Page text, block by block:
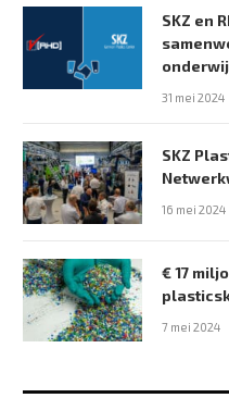
SKZ en
31 mei 2024
SKZ
16 mei 2024
€ 17
7 mei 2024